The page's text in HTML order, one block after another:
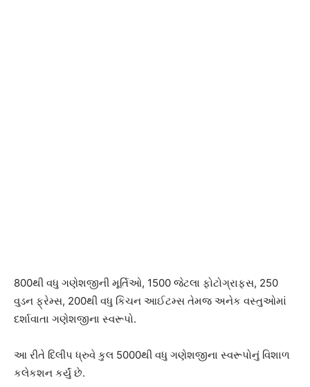
800થી વધુ ગણેશજીની મૂર્તિઓ, 1500 જેટલા ફોટોગ્રાફ્સ, 250
વુડન ફ્રેમ્સ, 200થી વધુ કિચન આઈટમ્સ તેમજ અનેક વસ્તુઓમાં
દર્શાવાતા ગણેશજીના સ્વરૂપો.
આ રીતે દિલીપ ધ્રુવે કુલ 5000થી વધુ ગણેશજીના સ્વરૂપોનું વિશાળ
કલેકશન કર્યું છે.